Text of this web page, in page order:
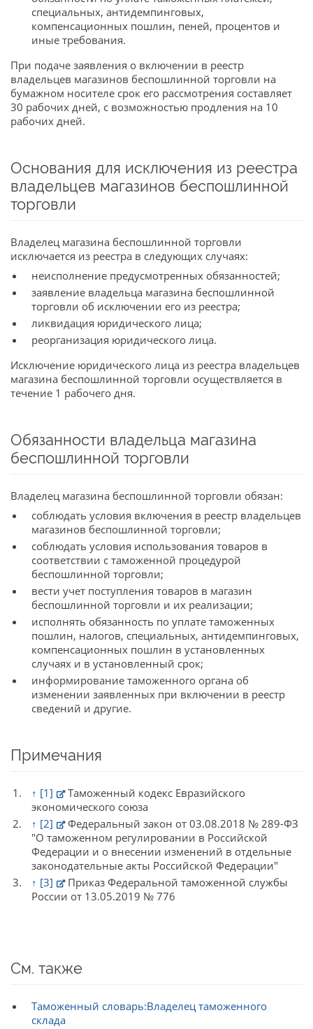
специальных, антидемпинговых,
компенсационных пошлин, пеней, процентов и
иные требования.
При подаче заявления о включении в реестр
владельцев магазинов беспошлинной торговли на
бумажном носителе срок его рассмотрения составляет
30 рабочих дней, с возможностью продления на 10
рабочих дней.
Основания для исключения из реестра
владельцев магазинов беспошлинной
торговли
Владелец магазина беспошлинной торговли
исключается из реестра в следующих случаях:
неисполнение предусмотренных обязанностей;
заявление владельца магазина беспошлинной
торговли об исключении его из реестра;
ликвидация юридического лица;
реорганизация юридического лица.
Исключение юридического лица из реестра владельцев
магазина беспошлинной торговли осуществляется в
течение 1 рабочего дня.
Обязанности владельца магазина
беспошлинной торговли
Владелец магазина беспошлинной торговли обязан:
соблюдать условия включения в реестр владельцев
магазинов беспошлинной торговли;
соблюдать условия использования товаров в
соответствии с таможенной процедурой
беспошлинной торговли;
вести учет поступления товаров в магазин
беспошлинной торговли и их реализации;
исполнять обязанность по уплате таможенных
пошлин, налогов, специальных, антидемпинговых,
компенсационных пошлин в установленных
случаях и в установленный срок;
информирование таможенного органа об
изменении заявленных при включении в реестр
сведений и другие.
Примечания
↑ [1]
Таможенный кодекс Евразийского
экономического союза
↑ [2]
Федеральный закон от 03.08.2018 № 289-ФЗ
"О таможенном регулировании в Российской
Федерации и о внесении изменений в отдельные
законодательные акты Российской Федерации"
↑ [3]
Приказ Федеральной таможенной службы
России от 13.05.2019 № 776
См. также
Таможенный словарь:Владелец таможенного
склада